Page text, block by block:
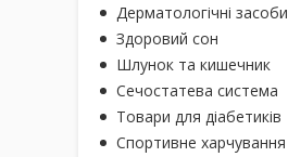
Дерматологічні засоби
Здоровий сон
Шлунок та кишечник
Сечостатева система
Товари для діабетиків
Спортивне харчування